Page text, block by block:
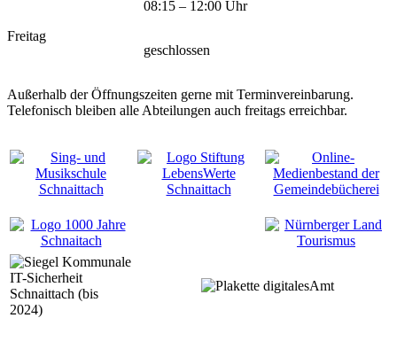
08:15 – 12:00 Uhr
Freitag
geschlossen
Außerhalb der Öffnungszeiten gerne mit Terminvereinbarung.
Telefonisch bleiben alle Abteilungen auch freitags erreichbar.